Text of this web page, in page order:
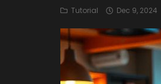
CybersecurityTutorial Dec 9, 2024